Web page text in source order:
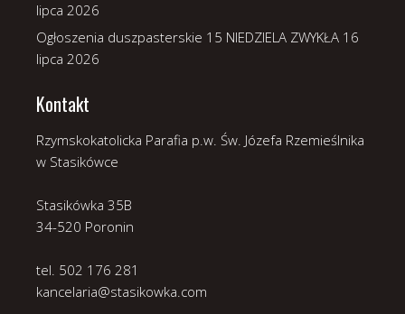
lipca 2026
Ogłoszenia duszpasterskie 15 NIEDZIELA ZWYKŁA 16
lipca 2026
Kontakt
Rzymskokatolicka Parafia p.w. Św. Józefa Rzemieślnika
w Stasikówce
Stasikówka 35B
34-520 Poronin
tel. 502 176 281
kancelaria@stasikowka.com